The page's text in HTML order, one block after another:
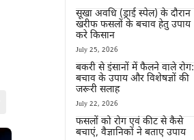
सूखा अवधि (ड्राई स्पेल) के दौरान
खरीफ फसलों के बचाव हेतु उपाय
करे किसान
July 25, 2026
बकरी से इंसानों में फैलने वाले रोग:
बचाव के उपाय और विशेषज्ञों की
जरूरी सलाह
July 22, 2026
फसलों को रोग एवं कीट से कैसे
बचाएं, वैज्ञानिकों ने बताए उपाय